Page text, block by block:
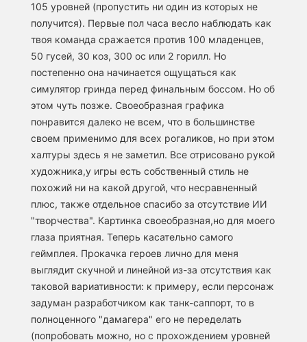
105 уровней (пропустить ни один из которых не
получится). Первые пол часа весло наблюдать как
твоя команда сражается против 100 младенцев,
50 гусей, 30 коз, 300 ос или 2 горилл. Но
постепенно она начинается ощущаться как
симулятор гринда перед финальным боссом. Но об
этом чуть позже. Своеобразная графика
понравится далеко не всем, что в большинстве
своем применимо для всех рогаликов, но при этом
халтуры здесь я не заметил. Все отрисовано рукой
художника,у игры есть собственный стиль не
похожий ни на какой другой, что несравненный
плюс, также отдельное спасибо за отсутствие ИИ
"творчества". Картинка своеобразная,но для моего
глаза приятная. Теперь касательно самого
геймплея. Прокачка героев лично для меня
выглядит скучной и линейной из-за отсутствия как
таковой вариативности: к примеру, если персонаж
задуман разработчиком как танк-саппорт, то в
полноценного "дамагера" его не переделать
(попробовать можно, но с прохождением уровней